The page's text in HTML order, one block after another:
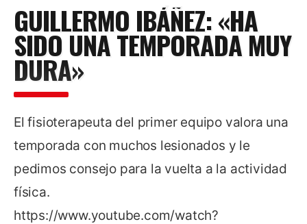
Food & Drink
Features
News
Contacts
GUILLERMO IBÁÑEZ: «HA
SIDO UNA TEMPORADA MUY
DURA»
El fisioterapeuta del primer equipo valora una
temporada con muchos lesionados y le
pedimos consejo para la vuelta a la actividad
física.
https://www.youtube.com/watch?